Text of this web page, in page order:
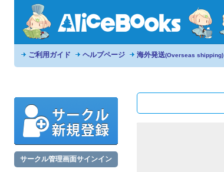
ご利用ガイド ヘルプページ 海外発送(Overseas shipping)
サークル管理画面サインイン